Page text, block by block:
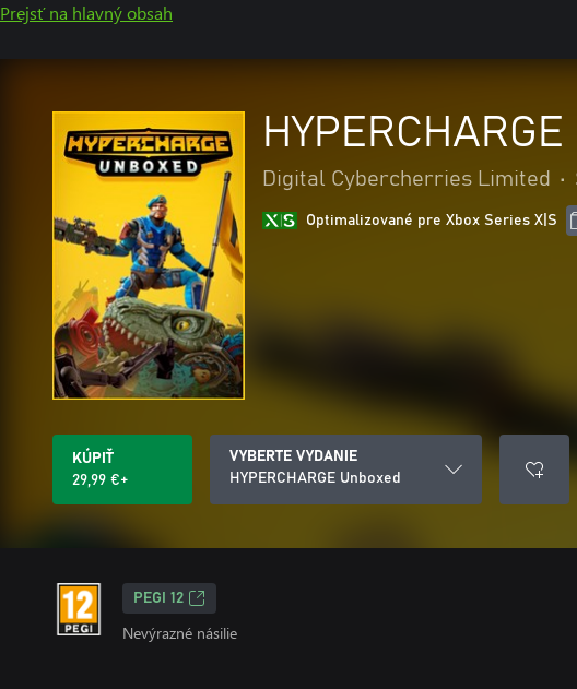
Prejsť na hlavný obsah
Digital Cybercherries Limited •
Optimalizované pre Xbox Series X|S
KÚPIŤ
29,99 €+
VYBERTE VYDANIE
HYPERCHARGE Unboxed
PEGI 12
Nevýrazné násilie